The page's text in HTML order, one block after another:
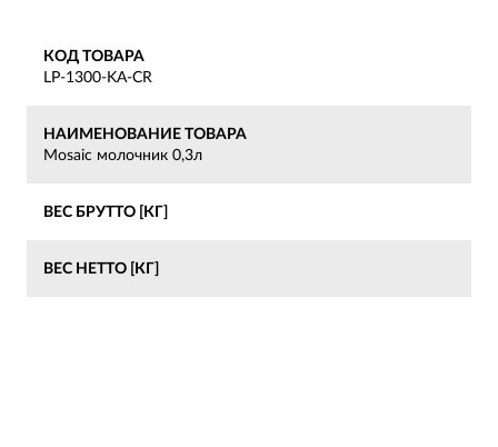
КОД ТОВАРА
LP-1300-KA-CR
НАИМЕНОВАНИЕ ТОВАРА
Mosaic молочник 0,3л
ВЕС БРУТТО [КГ]
ВЕС НЕТТО [КГ]